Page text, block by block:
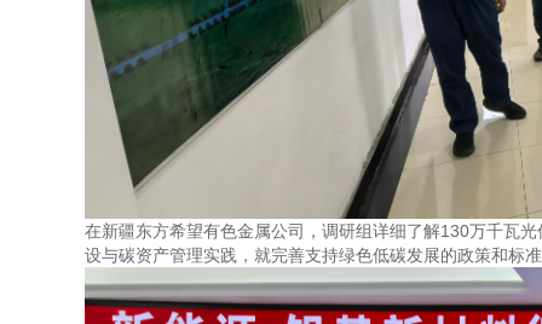
在新疆东方希望有色金属公司，调研组详细了解130万千瓦
设与碳资产管理实践，就完善支持绿色低碳发展的政策和标